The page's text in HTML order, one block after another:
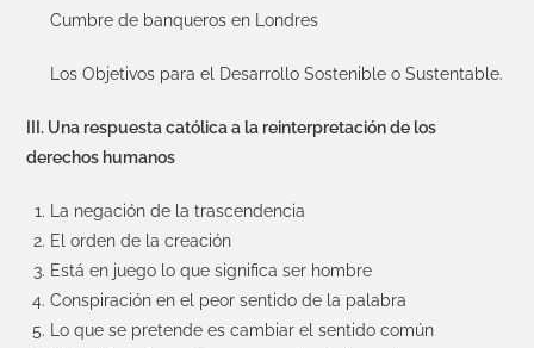
Cumbre de banqueros en Londres
Los Objetivos para el Desarrollo Sostenible o Sustentable.
III. Una respuesta católica a la reinterpretación de los
derechos humanos
La negación de la trascendencia
El orden de la creación
Está en juego lo que significa ser hombre
Conspiración en el peor sentido de la palabra
Lo que se pretende es cambiar el sentido común